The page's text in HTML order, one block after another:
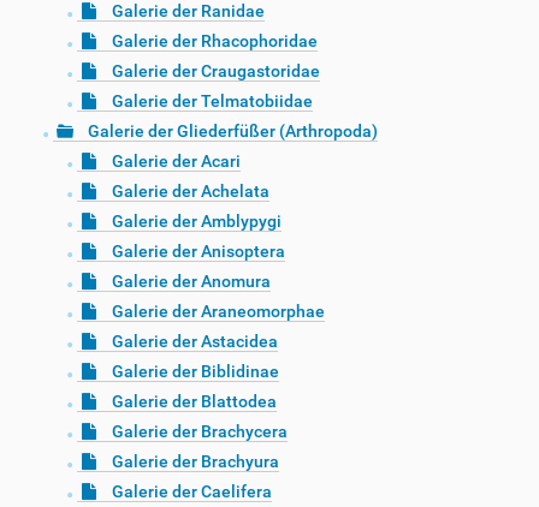
Galerie der Ranidae
Galerie der Rhacophoridae
Galerie der Craugastoridae
Galerie der Telmatobiidae
Galerie der Gliederfüßer (Arthropoda)
Galerie der Acari
Galerie der Achelata
Galerie der Amblypygi
Galerie der Anisoptera
Galerie der Anomura
Galerie der Araneomorphae
Galerie der Astacidea
Galerie der Biblidinae
Galerie der Blattodea
Galerie der Brachycera
Galerie der Brachyura
Galerie der Caelifera